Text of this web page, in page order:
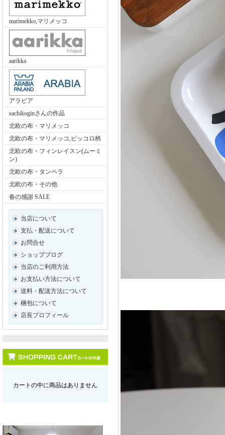
marimekko,マリメッコ
aarikka
アラビア
sachikoginさんの作品
北欧の布・マリメッコ
北欧の布・マリメッコ,ピッコロ柄
北欧の布・フィンレイスン(ムーミ
ン)
北欧の布・タンペラ
北欧の布・その他
春の感謝 SALE
当店について
支払・配送について
お問合せ
ショップブログ
当店のご利用方法
お支払い方法について
送料・配送方法について
梱包について
店長プロフィール
カートの中に商品はありません